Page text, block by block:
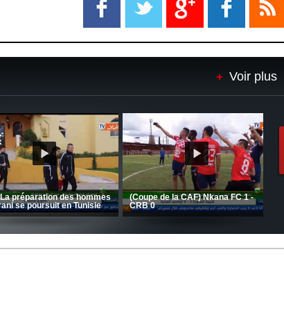
Le Barça savoure sa première
place et chambre le Real Madrid
de matchs"
12:39 - 2022/11/06
Real : Les dirigeants veulent le
départ d'Hazard cet hiver
Voir plus
Le message de Delort, Benrahma
et Belkebla à l'occasion du "Big
Day de vaccination"
avec Moulay Haddou